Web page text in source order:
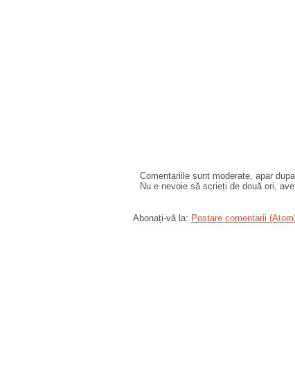
Comentariile sunt moderate, apar
Nu e nevoie să scrieți de două ori,
Abonați-vă la: Postare comentarii